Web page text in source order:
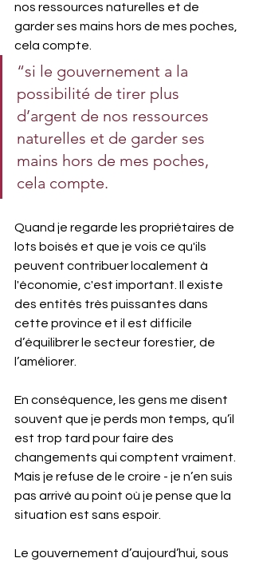
nos ressources naturelles et de
garder ses mains hors de mes poches,
cela compte.
“si le gouvernement a la
possibilité de tirer plus
d’argent de nos ressources
naturelles et de garder ses
mains hors de mes poches,
cela compte.
Quand je regarde les propriétaires de
lots boisés et que je vois ce qu'ils
peuvent contribuer localement à
l'économie, c'est important. Il existe
des entités très puissantes dans
cette province et il est difficile
d’équilibrer le secteur forestier, de
l’améliorer.
En conséquence, les gens me disent
souvent que je perds mon temps, qu’il
est trop tard pour faire des
changements qui comptent vraiment.
Mais je refuse de le croire - je n’en suis
pas arrivé au point où je pense que la
situation est sans espoir.
Le gouvernement d’aujourd’hui, sous